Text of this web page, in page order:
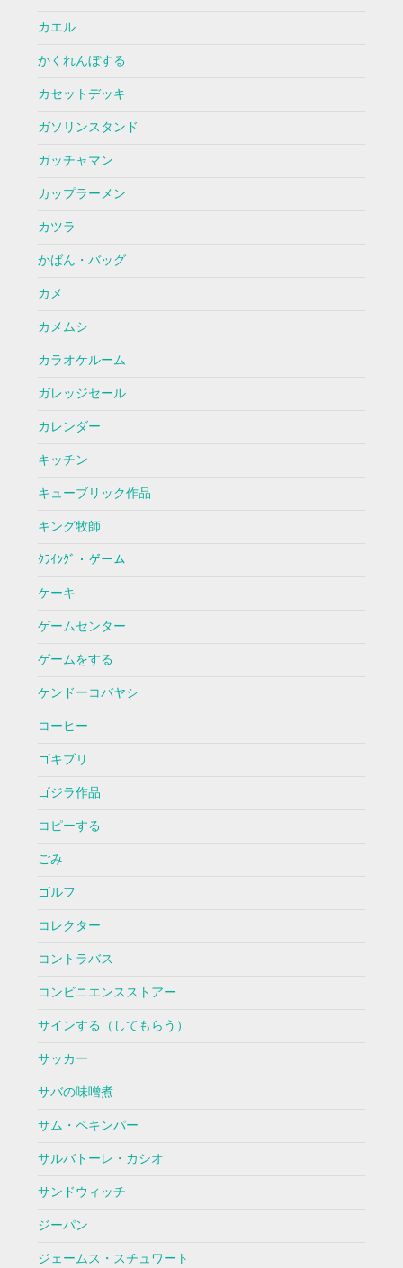
カエル
かくれんぼする
カセットデッキ
ガソリンスタンド
ガッチャマン
カップラーメン
カツラ
かばん・バッグ
カメ
カメムシ
カラオケルーム
ガレッジセール
カレンダー
キッチン
キューブリック作品
キング牧師
ｸﾗｲﾝｸﾞ・ゲーム
ケーキ
ゲームセンター
ゲームをする
ケンドーコバヤシ
コーヒー
ゴキブリ
ゴジラ作品
コピーする
ごみ
ゴルフ
コレクター
コントラバス
コンビニエンスストアー
サインする（してもらう）
サッカー
サバの味噌煮
サム・ペキンパー
サルバトーレ・カシオ
サンドウィッチ
ジーパン
ジェームス・スチュワート